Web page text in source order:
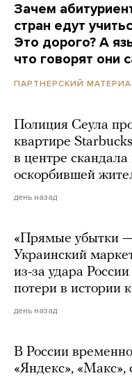
Зачем
стран едут
Это дорого? А
что говорят они
ПАРТНЕРСКИЙ
Полиция Сеула
квартире
в центре
оскорбившей
день назад
«Прямые убытки
Украинский
из-за удара
потери в истории
день назад
В России
«Яндекс», «Макс»,